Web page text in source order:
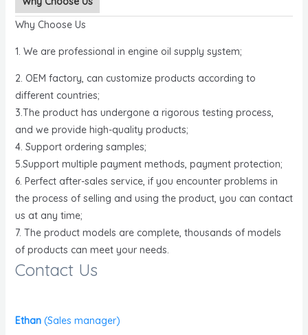
Why Choose Us
1. We are professional in engine oil supply system;
2. OEM factory, can customize products according to
different countries;
3.The product has undergone a rigorous testing process,
and we provide high-quality products;
4. Support ordering samples;
5.Support multiple payment methods, payment protection;
6. Perfect after-sales service, if you encounter problems in
the process of selling and using the product, you can contact
us at any time;
7. The product models are complete, thousands of models
of products can meet your needs.
Contact Us
Ethan (Sales manager)